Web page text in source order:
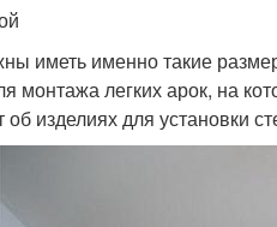
иметь именно такие
монтажа легких арок, на
изделиях для установки